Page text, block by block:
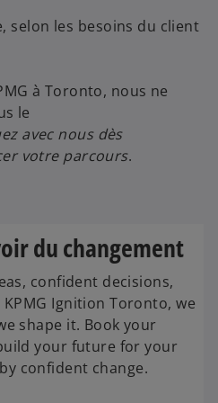
selon les besoins du client
à Toronto, nous ne
le
avec nous dès
votre parcours.
du changement
confident decisions,
Ignition Toronto, we
shape it. Book your
your future for your
confident change.
u
v
r
e
d
a
n